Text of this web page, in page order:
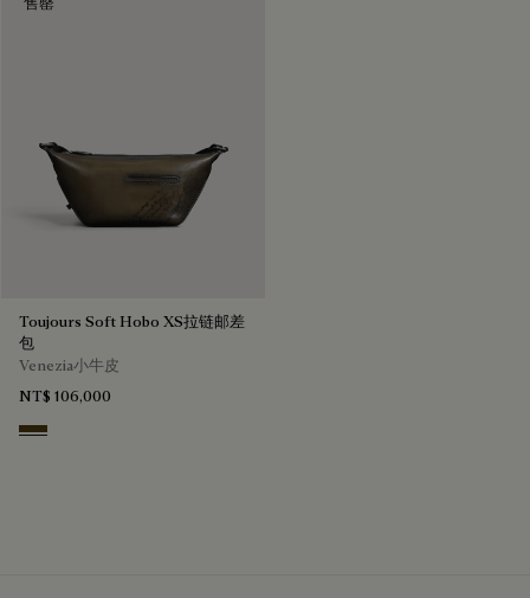
Toujours Soft Hobo XS拉链邮差
包
Venezia小牛皮
NT$ 106,000
Appennini